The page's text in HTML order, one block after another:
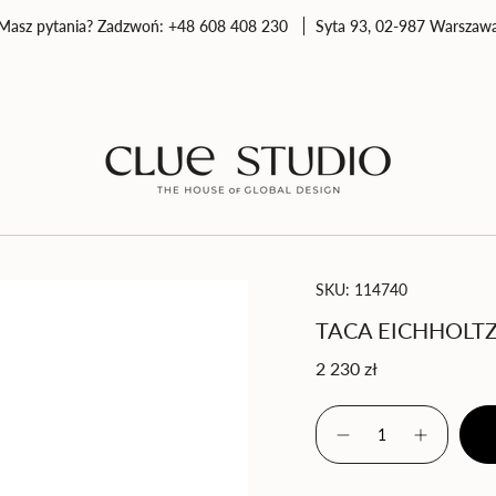
pytania? Zadzwoń: +48 608 408 230 Syta 93, 02-987
SKU: 114740
TACA
Cena
2 230 zł
{"in_cart_html"=>"
<span
class=\"quantity-
Zmniejsz
Zwiększ
ilość